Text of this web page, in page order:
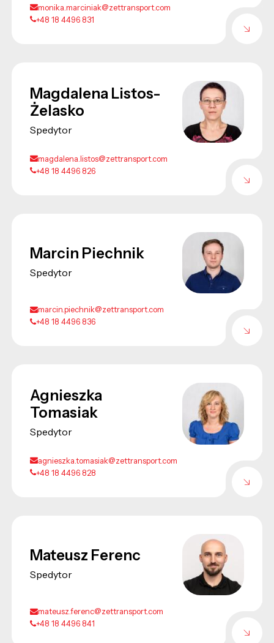
monika.marciniak@zettransport.com
+48 18 4496 831
Magdalena Listos-
Żelasko
Spedytor
magdalena.listos@zettransport.com
+48 18 4496 826
Marcin Piechnik
Spedytor
marcin.piechnik@zettransport.com
+48 18 4496 836
Agnieszka
Tomasiak
Spedytor
agnieszka.tomasiak@zettransport.com
+48 18 4496 828
Mateusz Ferenc
Spedytor
mateusz.ferenc@zettransport.com
+48 18 4496 841